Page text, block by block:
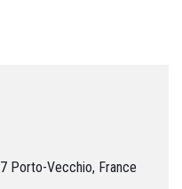
Porto-Vecchio, France